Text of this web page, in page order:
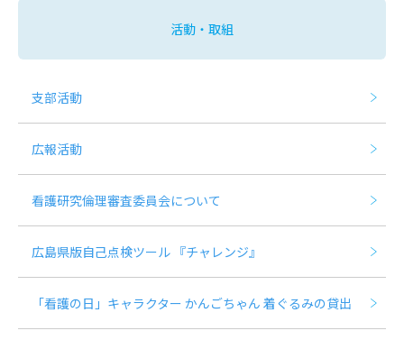
活動・取組
支部活動
広報活動
看護研究倫理審査委員会について
広島県版自己点検ツール 『チャレンジ』
「看護の日」キャラクター かんごちゃん 着ぐるみの貸出